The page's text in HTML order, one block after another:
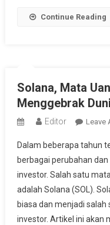
Continue Reading
Solana, Mata
Menggebrak
Editor Leave
Dalam beberapa tahun
berbagai perubahan
investor. Salah satu
adalah Solana (SOL).
biasa dan menjadi
investor. Artikel ini akan